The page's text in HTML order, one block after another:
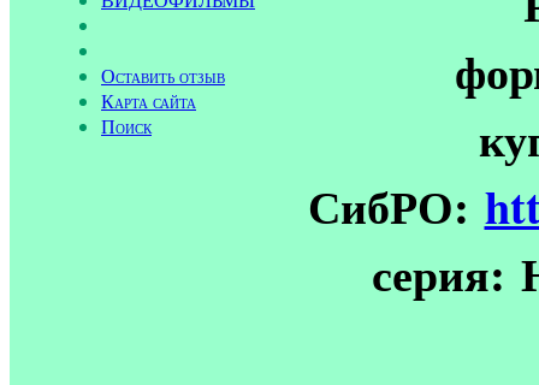
Оставить отзыв
Карта сайта
Поиск
СибРО:
серия: